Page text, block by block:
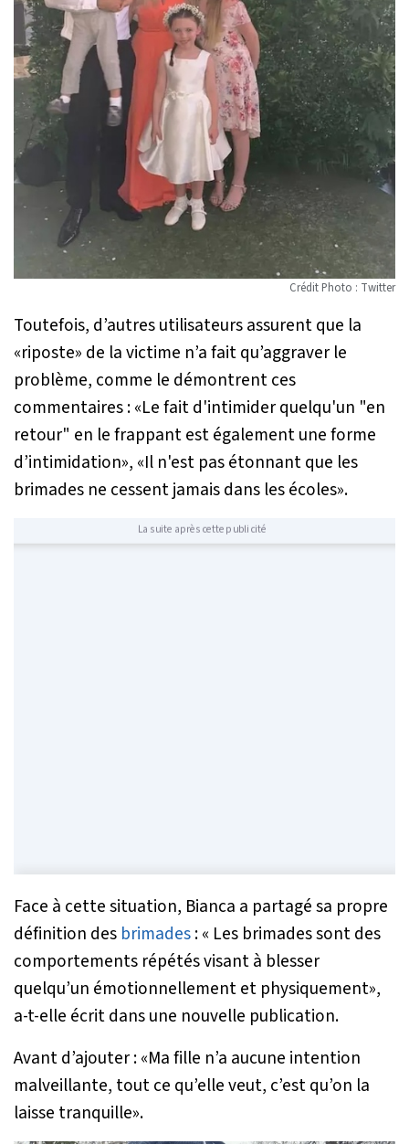
Crédit Photo : Twitter
Toutefois, d’autres utilisateurs assurent que la
«riposte» de la victime n’a fait qu’aggraver le
problème, comme le démontrent ces
commentaires : «Le fait d'intimider quelqu'un "en
retour" en le frappant est également une forme
d’intimidation», «Il n'est pas étonnant que les
brimades ne cessent jamais dans les écoles».
La suite après cette publicité
Face à cette situation, Bianca a partagé sa propre
définition des brimades: « Les brimades sont des
comportements répétés visant à blesser
quelqu’un émotionnellement et physiquement»,
a-t-elle écrit dans une nouvelle publication.
Avant d’ajouter : «Ma fille n’a aucune intention
malveillante, tout ce qu’elle veut, c’est qu’on la
laisse tranquille».